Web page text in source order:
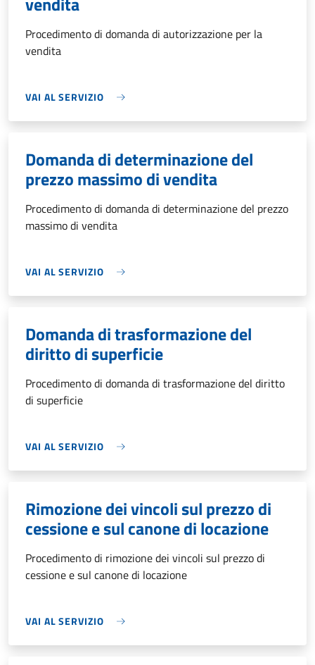
Procedimento di domanda di autorizzazione per la
vendita
VAI AL SERVIZIO
Domanda di determinazione del
prezzo massimo di vendita
Procedimento di domanda di determinazione del prezzo
massimo di vendita
VAI AL SERVIZIO
Domanda di trasformazione del
diritto di superficie
Procedimento di domanda di trasformazione del diritto
di superficie
VAI AL SERVIZIO
Rimozione dei vincoli sul prezzo di
cessione e sul canone di locazione
Procedimento di rimozione dei vincoli sul prezzo di
cessione e sul canone di locazione
VAI AL SERVIZIO